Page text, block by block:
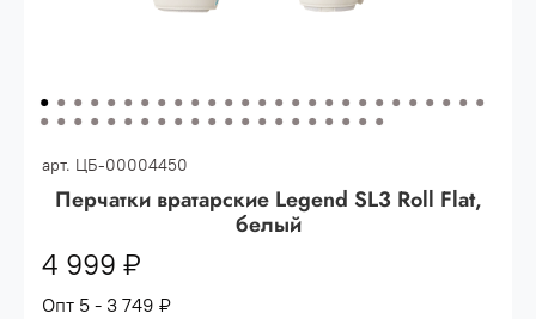
арт. ЦБ-00004450
Перчатки вратарские Legend SL3 Roll Flat,
белый
4 999 ₽
Опт 5 - 3 749 ₽